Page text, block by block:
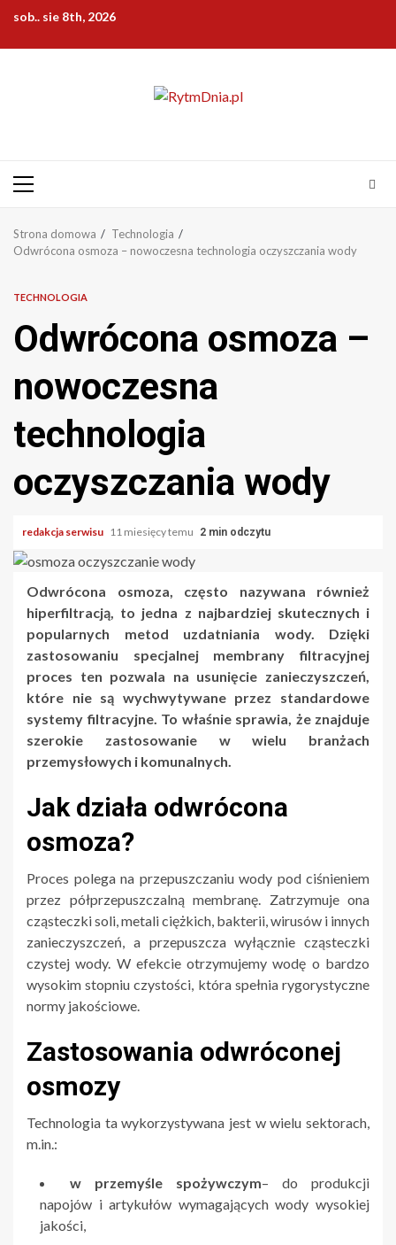
Przejdź
treści
sob.. sie 8th, 2026
Menu
Strona domowa
Technologia
Odwrócona osmoza – nowoczesna technologia oczyszczania wody
TECHNOLOGIA
Odwrócona osmoza –
nowoczesna
technologia
oczyszczania wody
redakcja serwisu 11 miesięcy temu 2 min odczytu
Odwrócona osmoza, często nazywana również
hiperfiltracją, to jedna z najbardziej skutecznych i
popularnych metod uzdatniania wody. Dzięki
zastosowaniu specjalnej membrany filtracyjnej
proces ten pozwala na usunięcie zanieczyszczeń,
które nie są wychwytywane przez standardowe
systemy filtracyjne. To właśnie sprawia, że znajduje
szerokie zastosowanie w wielu branżach
przemysłowych i komunalnych.
Jak działa odwrócona
osmoza?
Proces polega na przepuszczaniu wody pod ciśnieniem
przez półprzepuszczalną membranę. Zatrzymuje ona
cząsteczki soli, metali ciężkich, bakterii, wirusów i innych
zanieczyszczeń, a przepuszcza wyłącznie cząsteczki
czystej wody. W efekcie otrzymujemy wodę o bardzo
wysokim stopniu czystości, która spełnia rygorystyczne
normy jakościowe.
Zastosowania odwróconej
osmozy
Technologia ta wykorzystywana jest w wielu sektorach,
m.in.:
w przemyśle spożywczym– do produkcji
napojów i artykułów wymagających wody wysokiej
jakości,